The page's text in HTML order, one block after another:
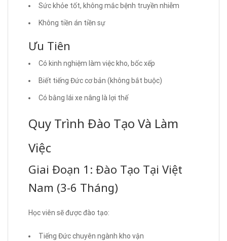
Sức khỏe tốt, không mắc bệnh truyền nhiễm
Không tiền án tiền sự
Ưu Tiên
Có kinh nghiệm làm việc kho, bốc xếp
Biết tiếng Đức cơ bản (không bắt buộc)
Có bằng lái xe nâng là lợi thế
Quy Trình Đào Tạo Và Làm
Việc
Giai Đoạn 1: Đào Tạo Tại Việt
Nam (3-6 Tháng)
Học viên sẽ được đào tạo:
Tiếng Đức chuyên ngành kho vận